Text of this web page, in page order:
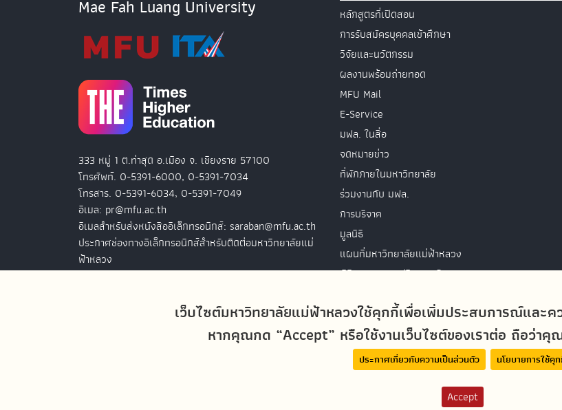
เว็บไซต์มหาวิทยาลัยแม่ฟ้าหลวงใช้คุกกี้เพื่อเพิ่มประสบการณ์และค
หากคุณกด “Accept” หรือใช้งานเว็บไซต์ของเราต่อ ถือว่า
ประกาศเกี่ยวกับความเป็นส่วนตัว นโยบายการใช้คุ
Accept
Mae Fah Luang University
333 หมู่ 1 ต.ท่าสุด อ.เมือง จ. เชียงราย 57100
โทรศัพท์. 0-5391-6000, 0-5391-7034
โทรสาร. 0-5391-6034, 0-5391-7049
อีเมล: pr@mfu.ac.th
อีเมลสำหรับส่งหนังสืออิเล็กทรอนิกส์: saraban@mfu.ac.th
ประกาศช่องทางอิเล็กทรอนิกส์สำหรับติดต่อมหาวิทยาลัยแม่
ฟ้าหลวง
หลักสูตรที่เปิดสอน
การรับสมัครบุคคลเข้าศึกษา
วิจัยและนวัตกรรม
ผลงานพร้อมถ่ายทอด
MFU Mail
E-Service
มฟล. ในสื่อ
จดหมายข่าว
ที่พักภายในมหาวิทยาลัย
ร่วมงานกับ มฟล.
การบริจาค
มูลนิธิ
แผนที่มหาวิทยาลัยแม่ฟ้าหลวง
พิธีพระราชทานปริญญาบัตร